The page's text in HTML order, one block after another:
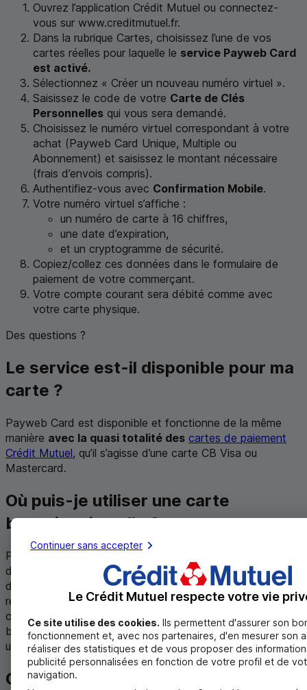
Ouvrez l’application Crédit Mutuel ou connectez-
vous sur www.creditmutuel.fr.
Dans la rubrique Cartes, choisissez l’une de vos
cartes réelles pour laquelle le service Payweb Card
est activé.
Sélectionnez « Créer un nouveau numéro virtuel ».
Saisissez le code de votre Carte de Clés
Personnelles qui vous sera demandé.
Choisissez le numéro virtuel correspondant à votre
achat (Payweb Card Unique, Multiple ou
Abonnement) et saisissez le montant nécessaire
(frais d’envois compris).
Authentifiez-vous avec Confirmation Mobile.
Votre numéro virtuel s’affiche :
un numéro de carte à 16 chiffres,
une date d’expiration,
et un cryptogramme de sécurité.
Copiez/collez ces données dans le formulaire de
paiement de votre commerçant.
Votre compte courant sera débité comme avec
votre carte physique.
Des questions ?
Le service est-il disponible pour ma
carte ?
Payweb Card est disponible et fonctionne de la même
manière avec la quasi totalité des cartes de paiement
Crédit Mutuel, qu’il s’agisse d’une carte CB Visa ou
Mastercard.
Où puis-je utiliser une carte
bancaire virtuelle ?
Pratique,
est utilisable comme votre carte
de paiement physique et permet notamment de payer sur
des sites français ou étrangers, en différentes devises. En
revanche
Payweb Card ne permet pas de régler un service
ou un produit qui nécessite de présenter votre carte
bancaire physique, comme par exemple pour un retrait à
une borne libre-service ou une réservation d’hôtel.
Comment obtenir une carte
Continuer sans accepter
Le Crédit Mutuel respecte votre vie
Ce site utilise des cookies. Ils permettent d'assurer son
fonctionnement et, avec nos partenaires, d'en mesurer son
réaliser des statistiques et de vous proposer des
publicité personnalisées en fonction de votre profil et de
navigation.